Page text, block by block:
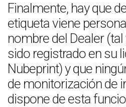
Finalmente, hay que
etiqueta viene
nombre del Dealer
sido registrado en su
Nubeprint) y que
de monitorización de
dispone de esta